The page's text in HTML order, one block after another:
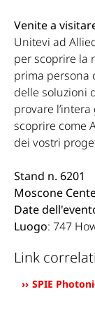
Venite a
Unitevi ad
per scoprire la
prima persona
delle soluzioni
provare
scoprire come
dei vostri
Stand n. 6201
Moscone
Date
Luogo: 747
Link correlati
SPIE